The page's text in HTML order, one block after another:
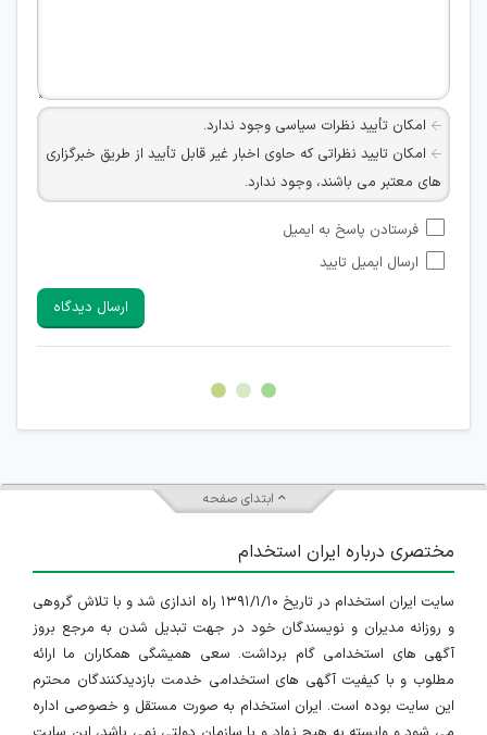
امکان تأیید نظرات سیاسی وجود ندارد.
امکان تایید نظراتی که حاوی اخبار غیر قابل تأیید از طریق خبرگزاری
های معتبر می باشند، وجود ندارد.
شبکه های مجازی ارتباطی می باشند وجود ندارد.
امکان تأیید نظرات کاربرانی که به هر طریقی قصد مأیوس کردن
هرگونه تحریک، تحقیر و کنایه به سایر افراد (مسئول و غیر مسئول)
غیر مجاز می باشد.
امکان هماهنگی برای هرگونه ملاقات حضوری چه به صورت دسته
فرستادن پاسخ به ایمیل
ارسال ایمیل تایید
ارسال دیدگاه
ابتدای صفحه
مختصری درباره ایران استخدام
سایت ایران استخدام در تاریخ ۱۳۹۱/۱/۱۰ راه اندازی شد و با تلاش گروهی
و روزانه مدیران و نویسندگان خود در جهت تبدیل شدن به مرجع بروز
آگهی های استخدامی گام برداشت. سعی همیشگی همکاران ما ارائه
مطلوب و با کیفیت آگهی های استخدامی خدمت بازدیدکنندگان محترم
این سایت بوده است. ایران استخدام به صورت مستقل و خصوصی اداره